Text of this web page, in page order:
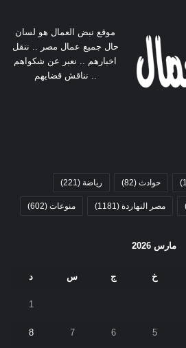
موقع نبض العمال هو لسان
حال جميع عمال مصر .. ننقل
اخبارهم .. نعبر عن شكواهم
.. نناقش قضايهم
حوادث (82) رياضة (221)
مصر النهاردة (1181) منوعات (602)
مارس 2026
خ ج س د
1
5
6
7
8